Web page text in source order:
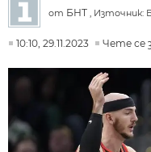
от БНТ , Източник:
10:10, 29.11.2023 Чете се